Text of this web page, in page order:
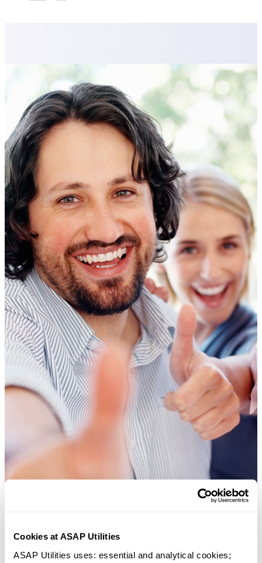
Cookies at ASAP Utilities
ASAP Utilities uses: essential and analytical cookies;